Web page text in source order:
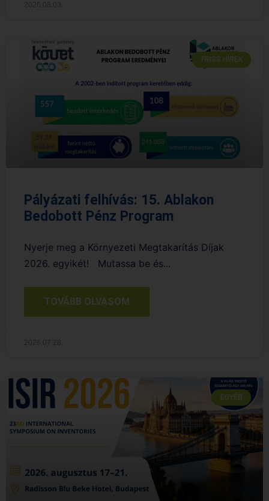
FRISS HÍREK
Pályázati felhívás: 15. Ablakon
Bedobott Pénz Program
Nyerje meg a Környezeti Megtakarítás Díjak
2026. egyikét! Mutassa be és...
TOVÁBB OLVASOM
EGYÉB